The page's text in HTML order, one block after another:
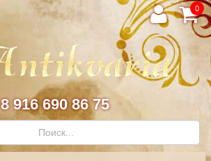
0
8 916 690 86 75